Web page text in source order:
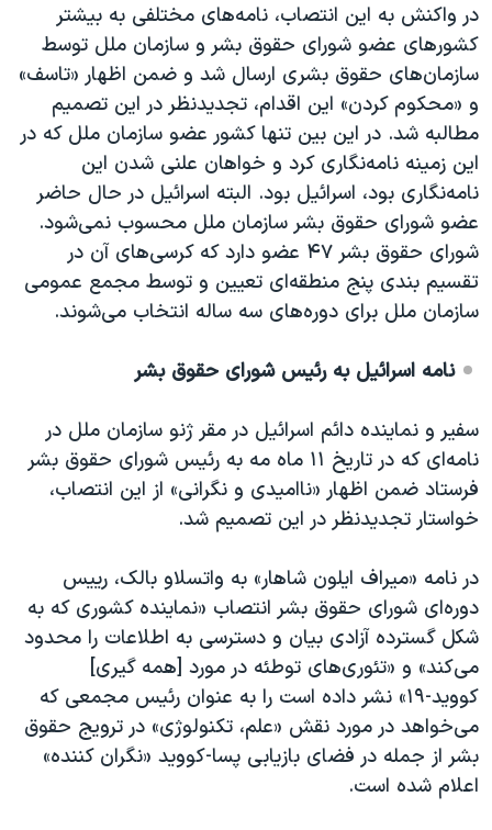
در واکنش‌ به این انتصاب، نامه‌های مختلفی به بیشتر
کشورهای عضو شورای حقوق بشر و سازمان ملل توسط
سازمان‌های حقوق بشری ارسال شد و ضمن اظهار «تاسف»
و «محکوم کردن» این اقدام، تجدیدنظر در این تصمیم
مطالبه شد. در این بین تنها کشور عضو سازمان ملل که در
این زمینه نامه‌نگاری کرد و خواهان علنی شدن این
نامه‌نگاری بود، اسرائیل بود. البته اسرائیل در حال حاضر
عضو شورای حقوق بشر سازمان ملل محسوب نمی‌شود.
شورای حقوق بشر ۴۷ عضو دارد که کرسی‌های آن در
تقسیم بندی پنج منطقه‌ای تعیین و توسط مجمع عمومی
سازمان ملل برای دوره‌های سه ساله انتخاب می‌شوند.
نامه اسرائیل به رئیس شورای حقوق بشر
سفیر و نماینده دائم اسرائیل در مقر ژنو سازمان ملل در
نامه‌ای که در تاریخ ۱۱ ماه مه به رئیس شورای حقوق بشر
فرستاد ضمن اظهار «ناامیدی و نگرانی» از این انتصاب،
خواستار تجدیدنظر در این تصمیم شد.
در نامه «میراف ایلون شاهار» به واتسلاو بالک، رییس
دوره‌ای شورای حقوق بشر انتصاب «نماینده کشوری که به
شکل گسترده آزادی بیان و دسترسی به اطلاعات را محدود
می‌کند» و «تئوری‌های توطئه در مورد [همه گیری]
کووید-۱۹» نشر داده است را به عنوان رئیس مجمعی که
می‌خواهد در مورد نقش «علم، تکنولوژی» در ترویج حقوق
بشر از جمله در فضای بازیابی پسا-کووید «نگران کننده»
اعلام شده است.